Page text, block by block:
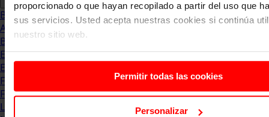
proporcionado o que hayan recopilado a partir del uso que
sus servicios. Usted acepta nuestras cookies si continúa
nuestro sitio web.
Permitir todas las cookies
Personalizar
Blog
Abogacia
Business
Empleo & Emprendimiento
Empresas
Finanzas
Formación & Estudios
Luxury